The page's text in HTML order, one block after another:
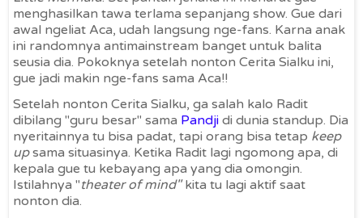
menghasilkan tawa terlama sepanjang show. Gue dari
awal ngeliat Aca, udah langsung nge-fans. Karna anak
ini randomnya antimainstream banget untuk balita
seusia dia. Pokoknya setelah nonton Cerita Sialku ini,
gue jadi makin nge-fans sama Aca!!
Setelah nonton Cerita Sialku, ga salah kalo Radit
dibilang "guru besar" sama Pandji di dunia standup. Dia
nyeritainnya tu bisa padat, tapi orang bisa tetap keep
upsama situasinya. Ketika Radit lagi ngomong apa, di
kepala gue tu kebayang apa yang dia omongin.
Istilahnya "theater of mind"kita tu lagi aktif saat
nonton dia.